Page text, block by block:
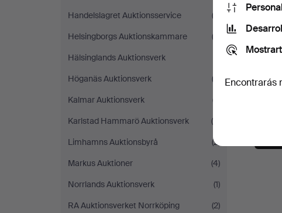
Handelslagret Auktionsservice
(2)
Helsingborgs Auktionskammare
(3)
Hälsinglands Auktionsverk
Höganäs Auktionsverk
(2)
Kalmar Auktionsverk
(7)
Karlstad Hammarö Auktionsverk
(4)
Limhamns Auktionsbyrå
(2)
Markus Auktioner
(4)
Norrlands Auktionsverk
(1)
RA Auktionsverket Norrköping
(2)
Encontrarás